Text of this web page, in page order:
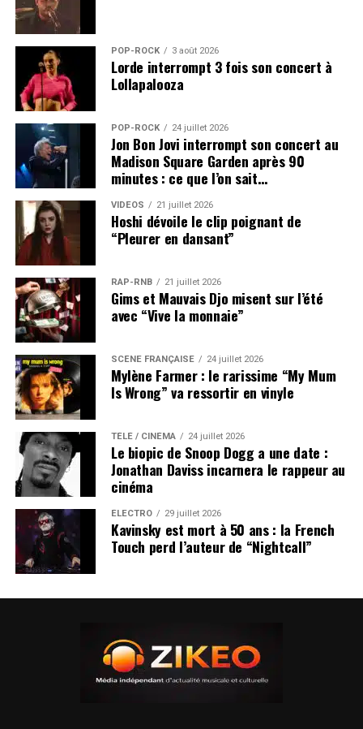
POP-ROCK 3 août 2026
Lorde interrompt 3 fois son concert à
Lollapalooza
POP-ROCK 24 juillet 2026
Jon Bon Jovi interrompt son concert au
Madison Square Garden après 90
minutes : ce que l’on sait…
VIDEOS 21 juillet 2026
Hoshi dévoile le clip poignant de
“Pleurer en dansant”
RAP-RNB 21 juillet 2026
Gims et Mauvais Djo misent sur l’été
avec “Vive la monnaie”
SCÈNE FRANÇAISE 24 juillet 2026
Mylène Farmer : le rarissime “My Mum
Is Wrong” va ressortir en vinyle
TÉLÉ / CINÉMA 24 juillet 2026
Le biopic de Snoop Dogg a une date :
Jonathan Daviss incarnera le rappeur au
cinéma
ÉLECTRO 29 juillet 2026
Kavinsky est mort à 50 ans : la French
Touch perd l’auteur de “Nightcall”